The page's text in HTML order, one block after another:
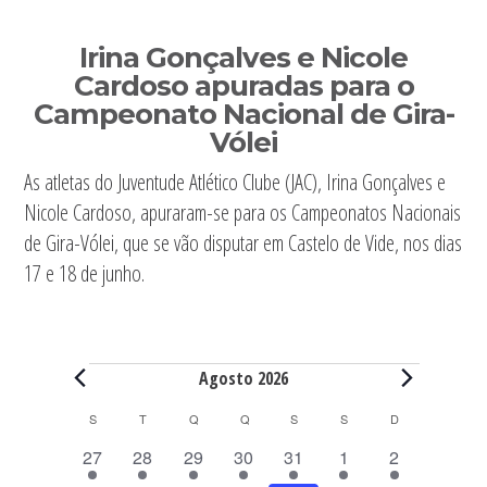
Irina Gonçalves e Nicole
Cardoso apuradas para o
Campeonato Nacional de Gira-
Vólei
As atletas do Juventude Atlético Clube (JAC), Irina Gonçalves e
Nicole Cardoso, apuraram-se para os Campeonatos Nacionais
de Gira-Vólei, que se vão disputar em Castelo de Vide, nos dias
17 e 18 de junho.
Sidebar
primária
Eventos Agosto 2026
SSEGUNDA-FEIRA
T TERÇA-FEIRA
Q QUARTA-FEIRA
Q QUINTA-FEIRA
SSEXTA-FEIRA
S SÁBADOD
6
27
6
28
6
29
6
30
8
31
8
1
6
2